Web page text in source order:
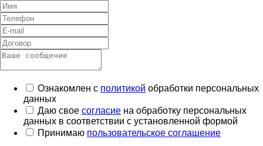
Ознакомлен с политикой обработки персональных
данных
Даю свое согласие на обработку персональных
данных в соответствии с установленной формой
Принимаю пользовательское соглашение